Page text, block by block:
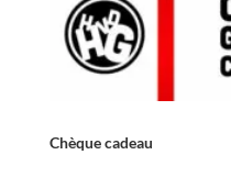
Chèque cadeau